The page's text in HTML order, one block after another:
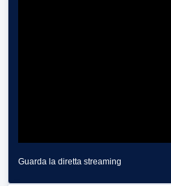
Guarda la diretta streaming